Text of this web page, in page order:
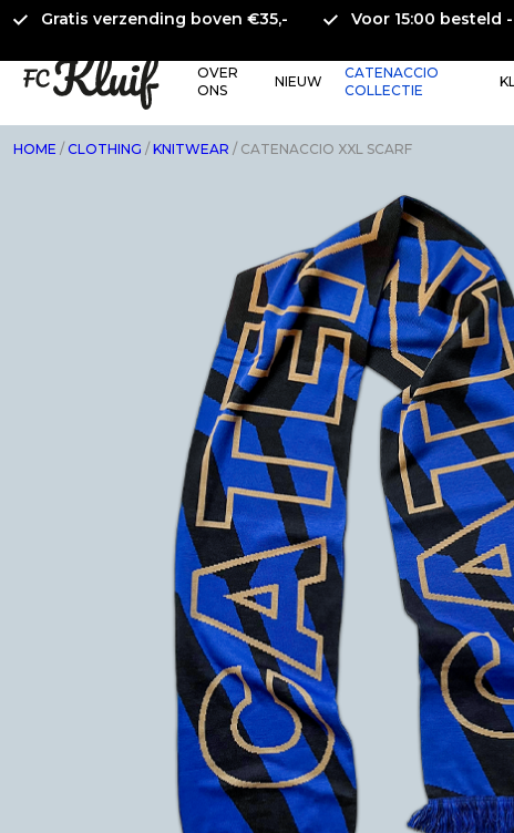
Gratis verzending boven €35,- Voor 15:00 besteld
OVER
ONS
NIEUW
CATENACCIO
COLLECTIE
HOME / CLOTHING / KNITWEAR / CATENACCIO XXL SCARF